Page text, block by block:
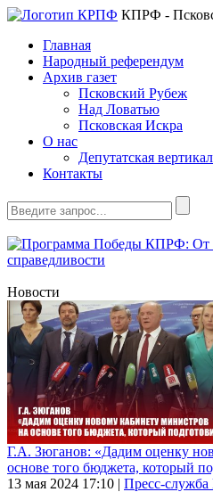
КПРФ -
Главная
Народный референдум
Архив газет
Псковский Рубеж
Над Ловатью
Псковская Искра
О нас
Депутатская
Контакты
Новости
Г.А. Зюганов: «Дадим оценку
основе того бюджета, который
13 мая 2024 17:10 | Пресс-